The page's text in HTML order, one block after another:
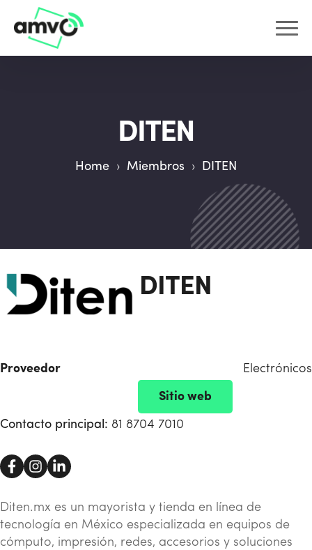
DITEN
Home › Miembros › DITEN
DITEN
Proveedor Electrónicos
Sitio web
Contacto principal: 81 8704 7010
Diten.mx es un mayorista y tienda en línea de
tecnología en México especializada en equipos de
cómputo, impresión, redes, accesorios y soluciones